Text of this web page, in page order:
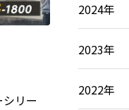
リー
2024年
2023年
2022年